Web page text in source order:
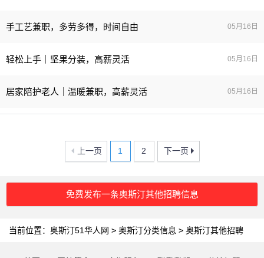
手工艺兼职，多劳多得，时间自由 05月16日
轻松上手｜坚果分装，高薪灵活 05月16日
居家陪护老人｜温暖兼职，高薪灵活 05月16日
上一页 1 2 下一页
免费发布一条奥斯汀其他招聘信息
当前位置： 奥斯汀51华人网 > 奥斯汀分类信息 > 奥斯汀其他招聘